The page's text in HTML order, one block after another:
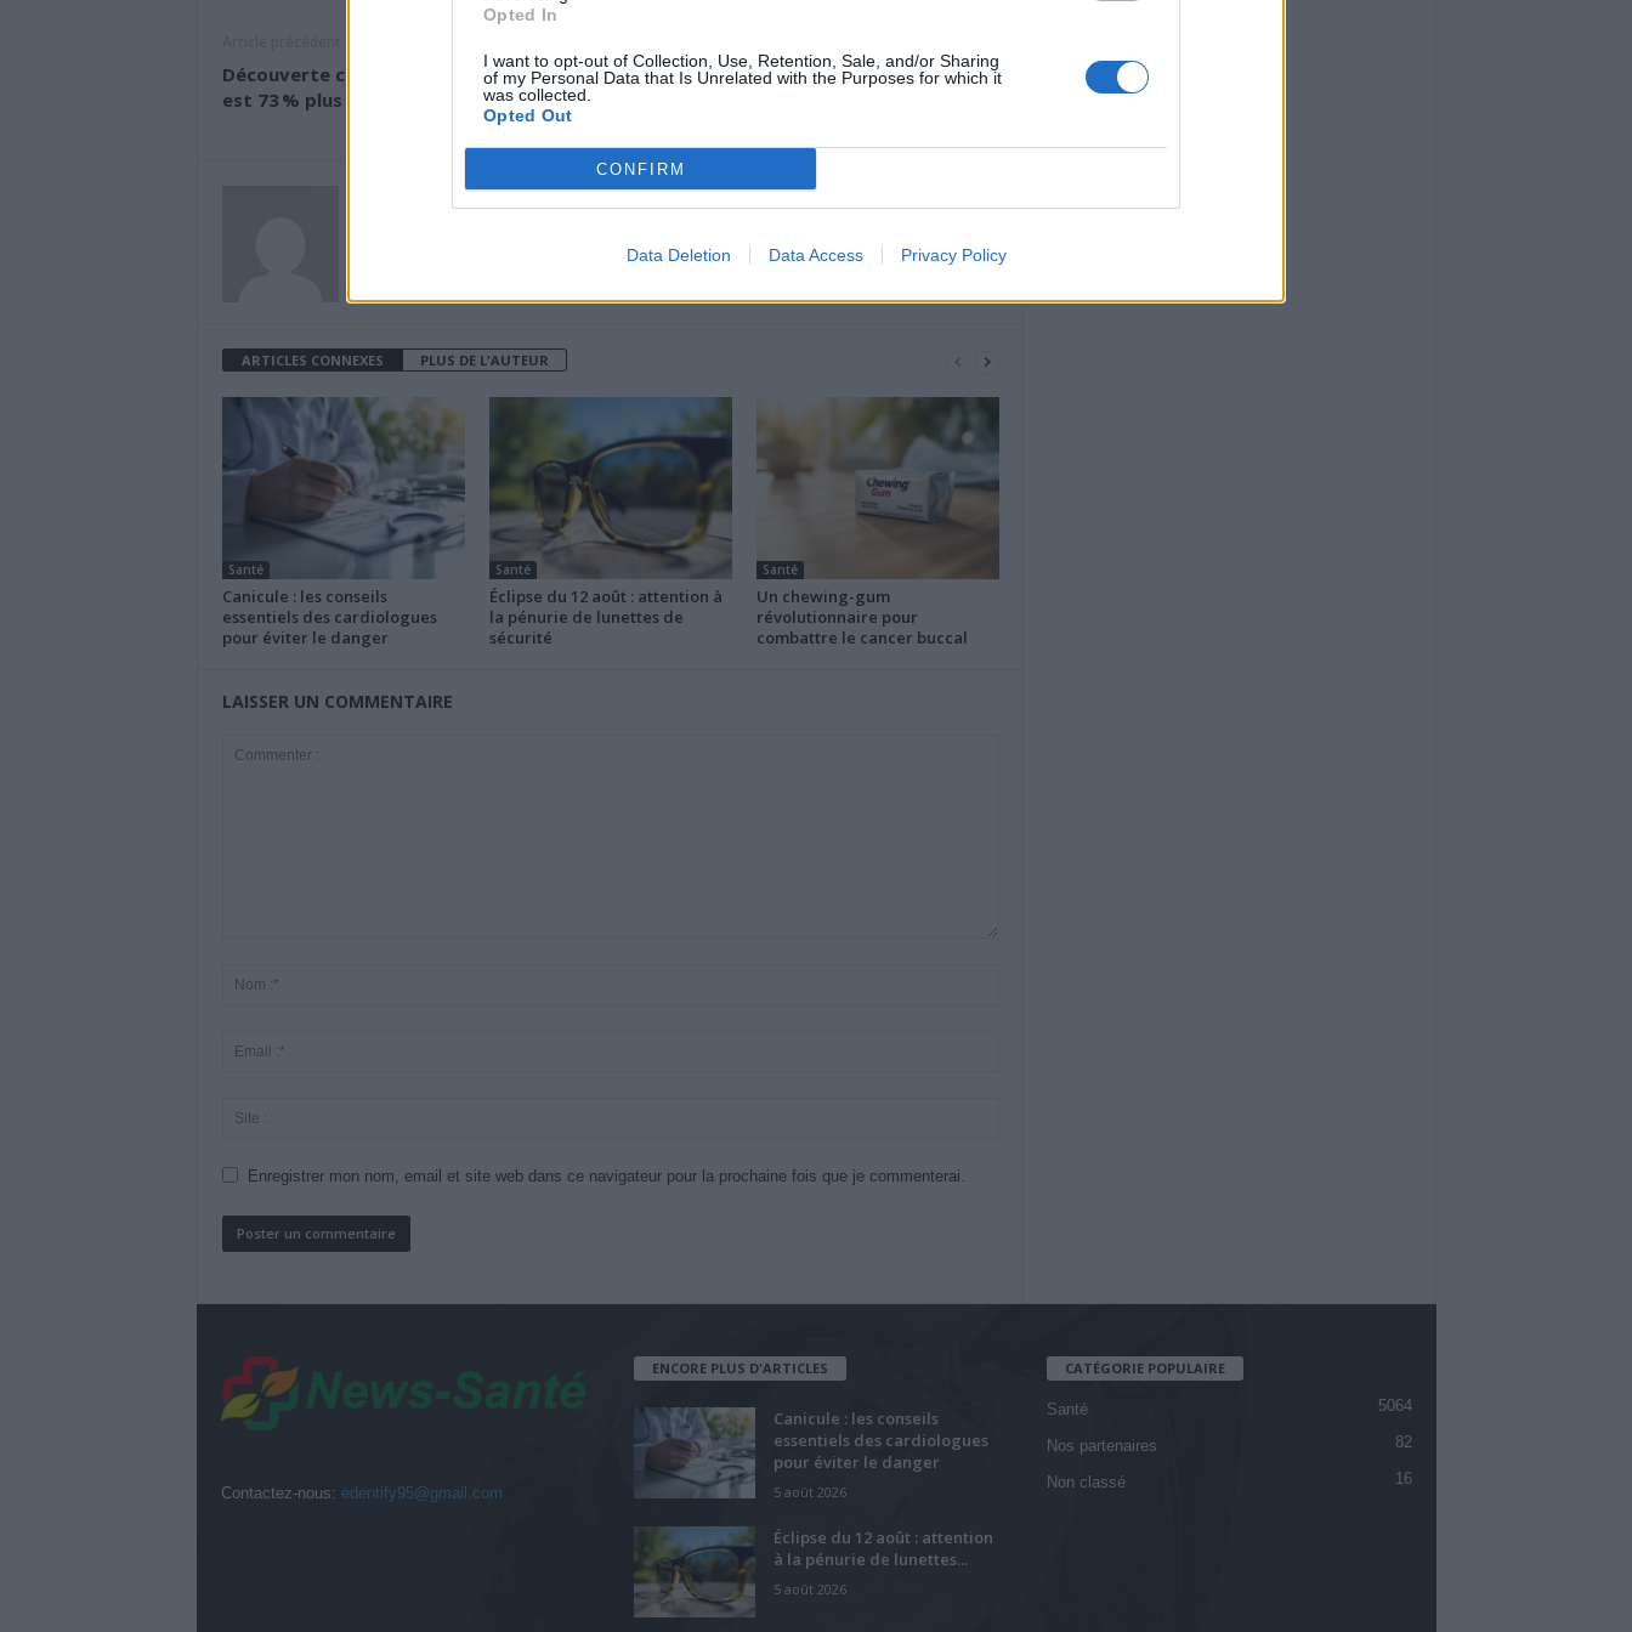
Opted In
I want to opt-out of Collection, Use, Retention, Sale, and/or Sharing
of my Personal Data that Is Unrelated with the Purposes for which it
was collected.
Opted Out
CONFIRM
Data Deletion Data Access Privacy Policy
Découverte choc : un cerveau dépressif
est 73 % plus etendu que la normale
Spasfon : la solution miracle contre les
News Santé
ARTICLES CONNEXES PLUS DE L'AUTEUR
Santé
Canicule : les conseils
essentiels des cardiologues
pour éviter le danger
Santé
Éclipse du 12 août : attention à
la pénurie de lunettes de
sécurité
Santé
Un chewing-gum
révolutionnaire pour
combattre le cancer buccal
LAISSER UN COMMENTAIRE
Enregistrer mon nom, email et site web dans ce navigateur pour la prochaine fois que je commenterai.
Contactez-nous: edentify95@gmail.com
ENCORE PLUS D'ARTICLES
Canicule : les conseils
essentiels des cardiologues
pour éviter le danger
5 août 2026
Éclipse du 12 août : attention
à la pénurie de lunettes...
5 août 2026
CATÉGORIE POPULAIRE
Santé 5064
Nos partenaires 82
Non classé 16